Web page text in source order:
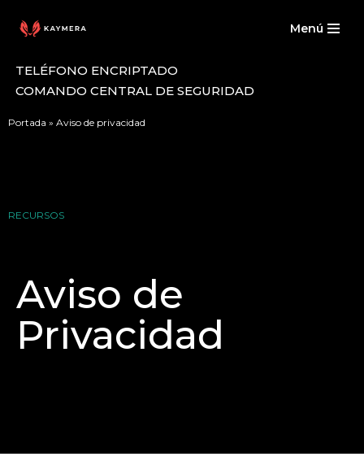
al
Menú
TELÉFONO ENCRIPTADO
COMANDO CENTRAL DE SEGURIDAD
Portada » Aviso de privacidad
RECURSOS
Aviso de
Privacidad